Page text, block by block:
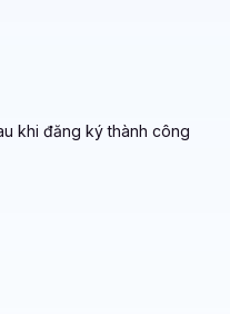
khi đăng ký thành công